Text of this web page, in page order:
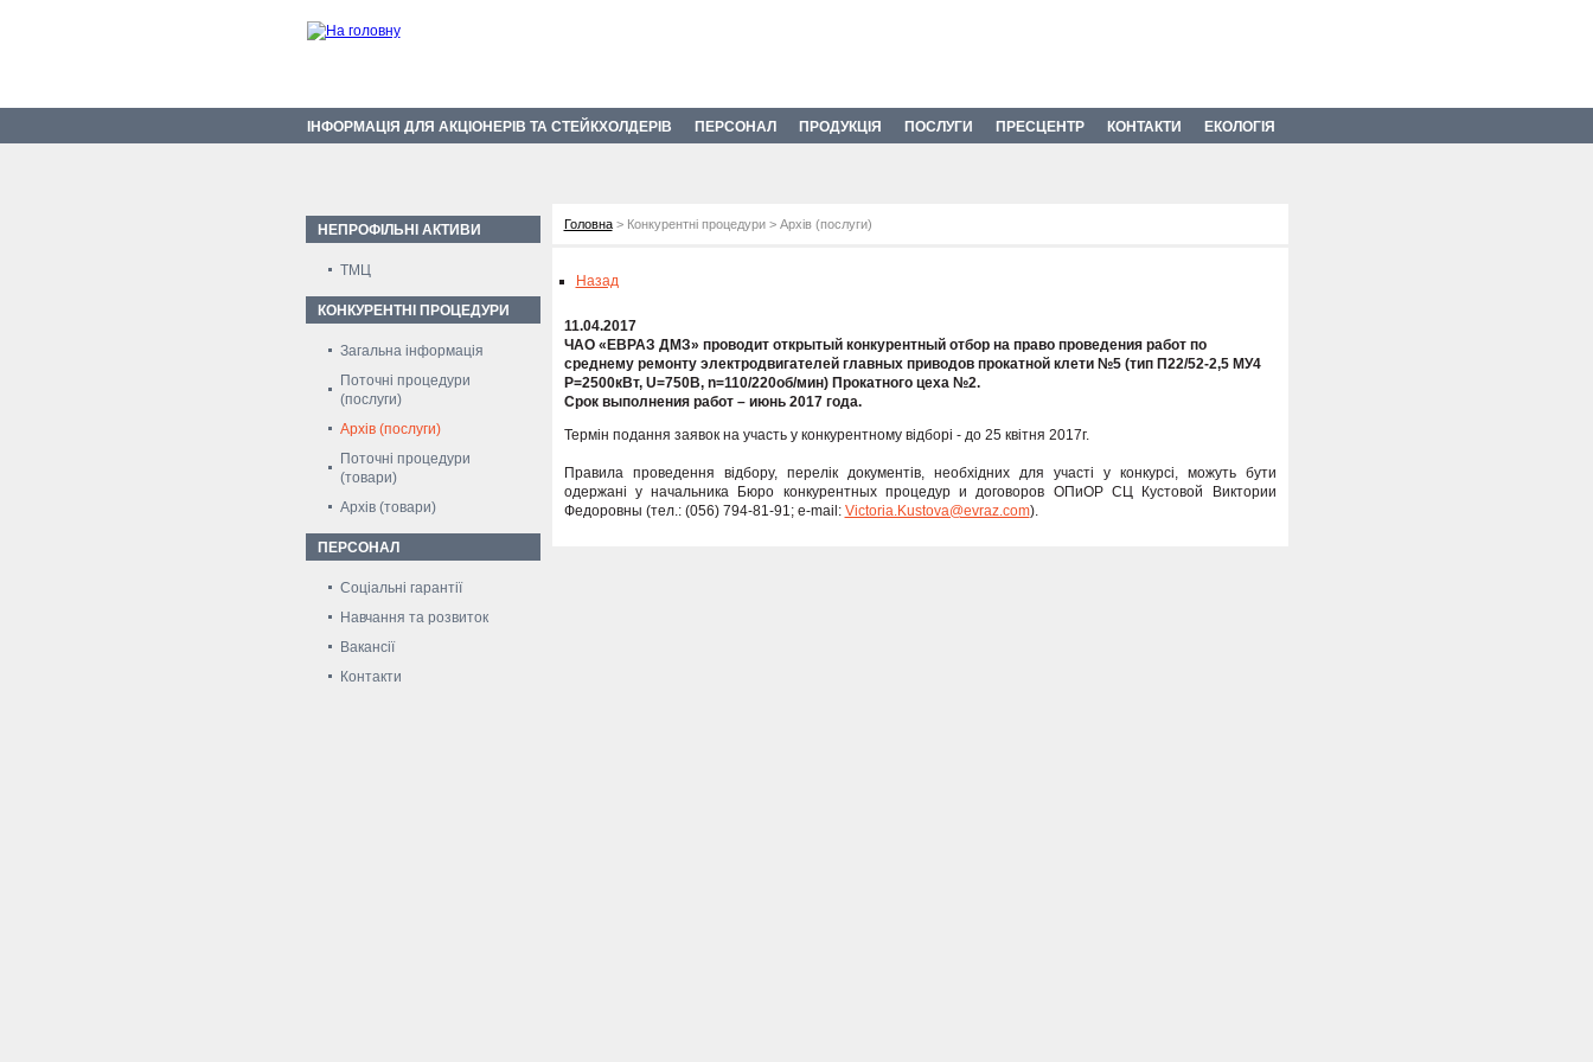
ІНФОРМАЦІЯ ДЛЯ АКЦІОНЕРІВ ТА СТЕЙКХОЛДЕРІВ ПЕРСОНАЛ ПРОДУКЦІЯ ПОСЛУГИ ПРЕСЦЕНТР КОНТАКТИ ЕКОЛОГІЯ
НЕПРОФІЛЬНІ АКТИВИ
ТМЦ
КОНКУРЕНТНІ ПРОЦЕДУРИ
Загальна інформація
Поточні процедури
(послуги)
Архів (послуги)
Поточні процедури
(товари)
Архів (товари)
ПЕРСОНАЛ
Соціальні гарантії
Навчання та розвиток
Вакансії
Контакти
Головна> Конкурентні процедури > Архів (послуги)
Назад
11.04.2017
ЧАО «ЕВРАЗ ДМЗ» проводит открытый конкурентный отбор на право проведения работ по
среднему ремонту электродвигателей главных приводов прокатной клети №5 (тип П22/52-2,5 МУ4
Р=2500кВт, U=750В, n=110/220об/мин) Прокатного цеха №2.
Срок выполнения работ – июнь 2017 года.
Термін подання заявок на участь у конкурентному відборі - до 25 квітня 2017г.
Правила проведення відбору, перелік документів, необхідних для участі у конкурсі, можуть бути
одержані у начальника Бюро конкурентных процедур и договоров ОПиОР СЦ Кустовой Виктории
Федоровны (тел.: (056) 794-81-91; e-mail: Victoria.Kustova@evraz.com).